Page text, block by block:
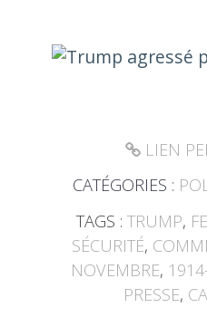
LIEN
CATÉGORIES :
TAGS : TRUMP,
SÉCURITÉ,
NOVEMBRE,
PRESSE,